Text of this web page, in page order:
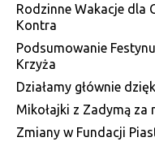
Rodzinne Wakacje dla
Kontra
Podsumowanie
Krzyża
Działamy głównie
Mikołajki z Zadymą za
Zmiany w Fundacji